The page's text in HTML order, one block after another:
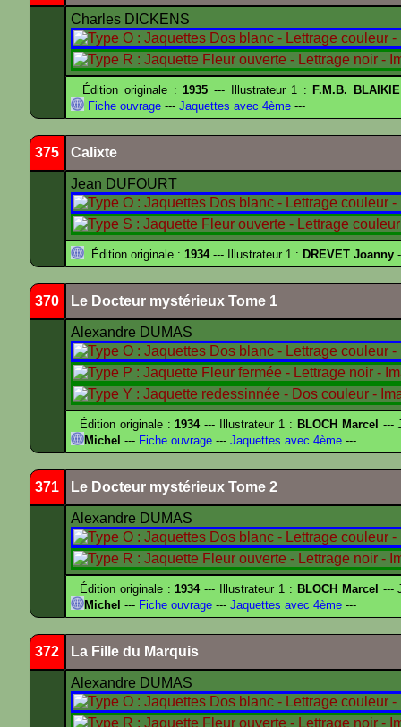
Charles DICKENS
Édition originale :1935 --- Illustrateur 1 : F.M.B.
Fiche ouvrage --- Jaquettes avec 4ème ---
375 Calixte
Jean DUFOURT
Édition originale : 1934--- Illustrateur 1 : DREVET Joanny
370 Le Docteur mystérieux Tome 1
Alexandre DUMAS
Édition originale :1934--- Illustrateur 1 : BLOCH Marcel ---
Michel --- Fiche ouvrage --- Jaquettes avec 4ème ---
371 Le Docteur mystérieux Tome 2
Alexandre DUMAS
Édition originale :1934--- Illustrateur 1 : BLOCH Marcel ---
Michel --- Fiche ouvrage --- Jaquettes avec 4ème ---
372 La Fille du Marquis
Alexandre DUMAS